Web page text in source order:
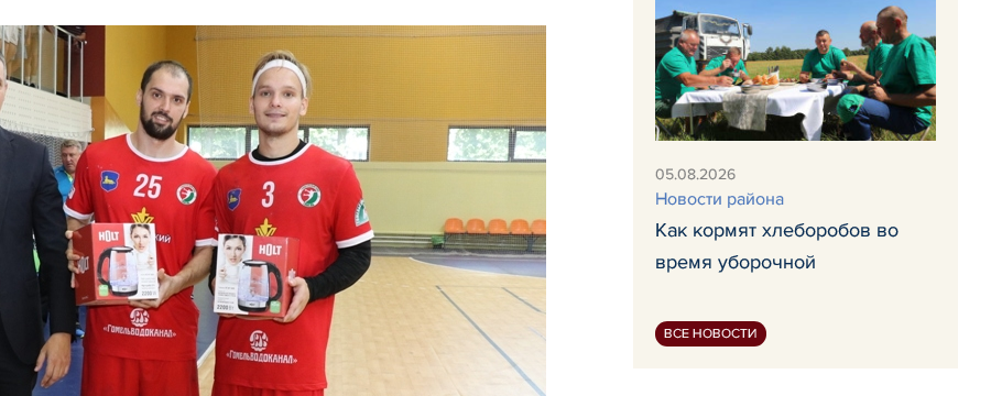
05.08.2026
Новости района
Как кормят хлеборобов во
время уборочной
ВСЕ НОВОСТИ